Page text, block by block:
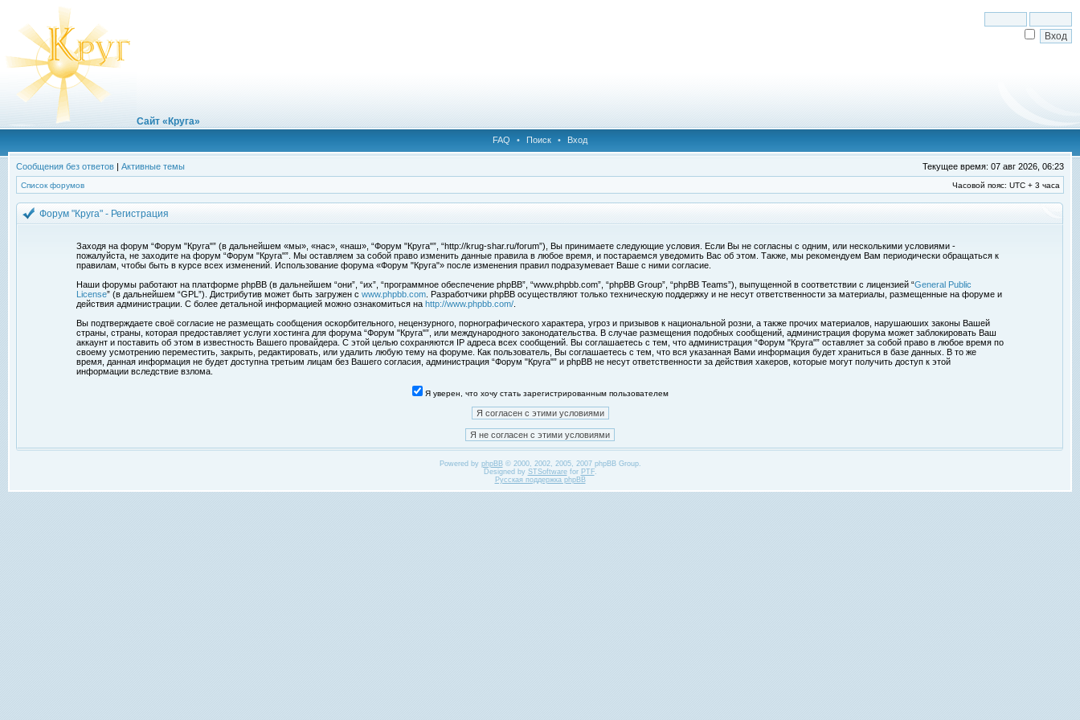
Сайт «Круга»
FAQ • Поиск • Вход
Сообщения без ответов | Активные темы Текущее время: 07 авг 2026, 06:23
Список форумов Часовой пояс: UTC + 3 часа
Форум "Круга" - Регистрация
Заходя на форум “Форум "Круга"” (в дальнейшем «мы», «нас», «наш», “Форум "Круга"”, “http://krug-shar.ru/forum”), Вы принимаете следующие условия. Если Вы не согласны с одним, или несколькими условиями -
пожалуйста, не заходите на форум “Форум "Круга"”. Мы оставляем за собой право изменить данные правила в любое время, и постараемся уведомить Вас об этом. Также, мы рекомендуем Вам периодически обращаться к
правилам, чтобы быть в курсе всех изменений. Использование форума «Форум "Круга"» после изменения правил подразумевает Ваше с ними согласие.
Наши форумы работают на платформе phpBB (в дальнейшем “они”, “их”, “программное обеспечение phpBB”, “www.phpbb.com”, “phpBB Group”, “phpBB Teams”), выпущенной в соответствии с лицензией “General Public
License” (в дальнейшем “GPL”). Дистрибутив может быть загружен с www.phpbb.com . Разработчики phpBB осуществляют только техническую поддержку и не несут ответственности за материалы, размещенные на форуме и
действия администрации. С более детальной информацией можно ознакомиться на http://www.phpbb.com/
Вы подтверждаете своё согласие не размещать сообщения оскорбительного, нецензурного, порнографического характера, угроз и призывов к национальной розни, а также прочих материалов, нарушаюших законы Вашей
страны, страны, которая предоставляет услуги хостинга для форума “Форум "Круга"”, или международного законодательства. В случае размещения подобных сообщений, администрация форума может заблокировать Ваш
аккаунт и поставить об этом в известность Вашего провайдера. С этой целью сохраняются IP адреса всех сообщений. Вы соглашаетесь с тем, что администрация “Форум "Круга"” оставляет за собой право в любое время по
своему усмотрению переместить, закрыть, редактировать, или удалить любую тему на форуме. Как пользователь, Вы соглашаетесь с тем, что вся указанная Вами информация будет храниться в базе данных. В то же
время, данная информация не будет доступна третьим лицам без Вашего согласия, администрация “Форум "Круга"” и phpBB не несут ответственности за действия хакеров, которые могут получить доступ к этой
информации вследствие взлома.
Я уверен, что хочу стать зарегистрированным пользователем
Powered by phpBB© 2000, 2002, 2005, 2007 phpBB Group.
Designed by STSoftwarefor PTF.
Русская поддержка phpBB